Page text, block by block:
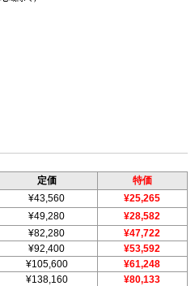
定価
特価
¥43,560
¥25,265
¥49,280
¥28,582
¥82,280
¥47,722
¥92,400
¥53,592
¥105,600
¥61,248
¥138,160 ¥80,133